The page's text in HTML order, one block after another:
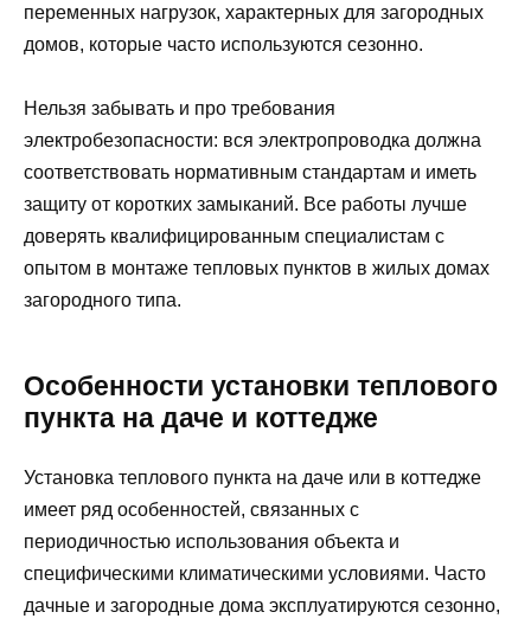
переменных нагрузок, характерных для загородных
домов, которые часто используются сезонно.
Нельзя забывать и про требования
электробезопасности: вся электропроводка должна
соответствовать нормативным стандартам и иметь
защиту от коротких замыканий. Все работы лучше
доверять квалифицированным специалистам с
опытом в монтаже тепловых пунктов в жилых домах
загородного типа.
Особенности установки теплового
пункта на даче и коттедже
Установка теплового пункта на даче или в коттедже
имеет ряд особенностей, связанных с
периодичностью использования объекта и
специфическими климатическими условиями. Часто
дачные и загородные дома эксплуатируются сезонно,